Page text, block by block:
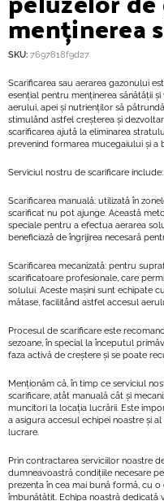
menținerea
SKU: 7697818f9d27
Scarificarea sau aerarea gazonului
esențial pentru menținerea sănătății
aerului, apei și nutrienților să
stimulând astfel creșterea și
scarificarea ajută la eliminarea
prevenind formarea mucegaiului și a
Serviciul nostru de scarificare include:
Scarificarea manuală: utilizată în
scarificat nu pot ajunge. Această
speciale pentru a efectua aerarea
beneficiază de îngrijirea necesară
Scarificarea mecanizată: pentru
scarificatoare profesionale, care
solului. Aceste mașini sunt echipate
mătase, facilitând astfel accesul
Procesul de scarificare este
sezoane, în special la începutul
faza activă de creștere și se poate
Menționăm că, în timp ce serviciul
scarificare, atât manuală cât și
muncitori la locația lucrării. Este
a asigura accesul echipei noastre și
lucrare.
Prin contractarea serviciilor noastre
dumneavoastră condițiile necesare
prezenta în cea mai bună formă, cu
îmbunătățit. Echipa noastră dedicată